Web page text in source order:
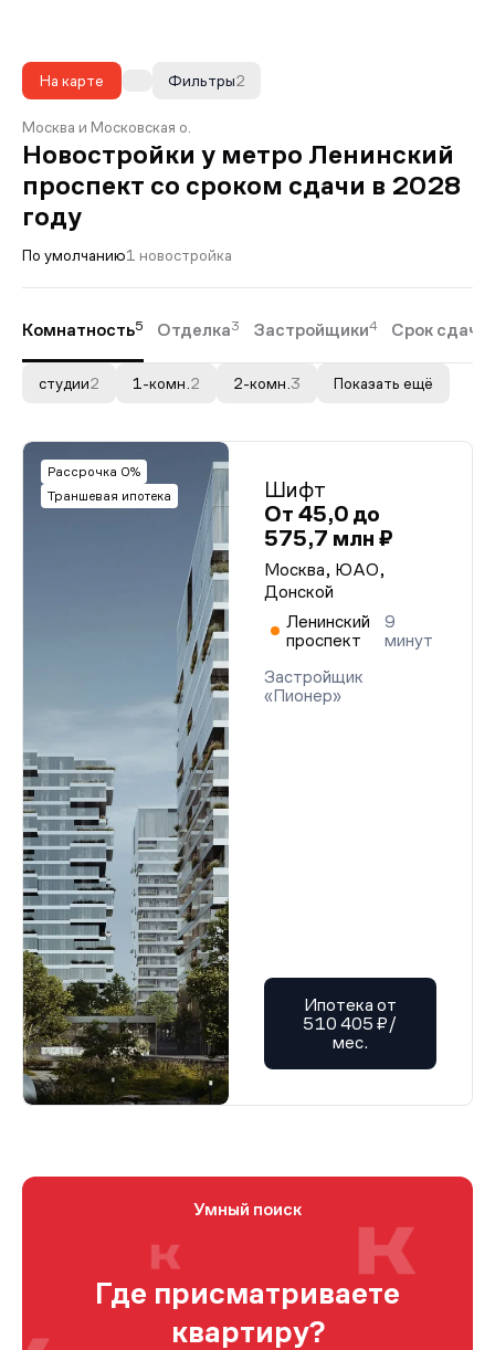
На карте 2
Фильтры
Москва и Московская о.
Новостройки у метро Ленинский
проспект со сроком сдачи в 2028
году
По умолчанию1 новостройка
Комнатность5 Отделка3 Застройщики4 Срок сдачи
студии2 1-комн. 2 2-комн. 3 Показать ещё
Рассрочка 0%
Траншевая ипотека
Шифт
От 45,0 до
575,7 млн ₽
Москва, ЮАО,
Донской
Ленинский
проспект
9
минут
Застройщик
«Пионер»
Ипотека от
510 405 ₽/
мес.
Умный поиск
Где присматриваете
квартиру?